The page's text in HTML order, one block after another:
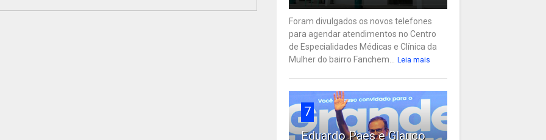
Foram divulgados os novos telefones
para agendar atendimentos no Centro
de Especialidades Médicas e Clínica da
Mulher do bairro Fanchem...
Leia mais
7
Eduardo Paes e Glauco